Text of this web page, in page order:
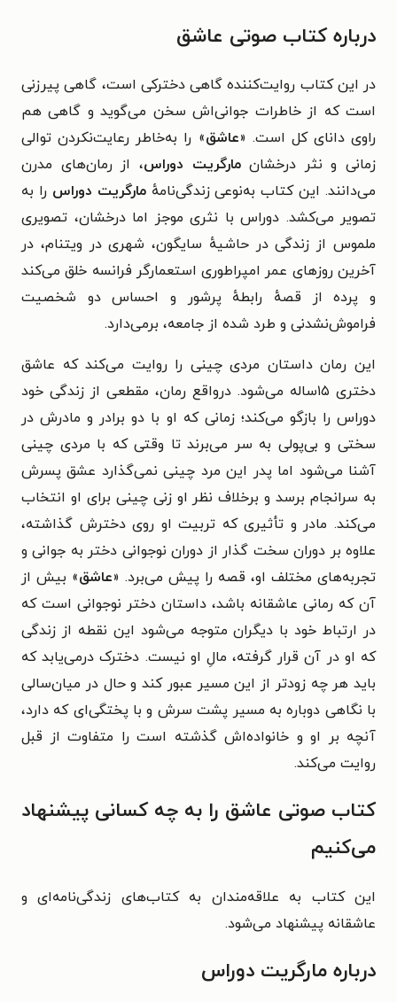
درباره کتاب صوتی عاشق
در این کتاب روایت‌کننده گاهی دخترکی است، گاهی پیرزنی
است که از خاطرات جوانی‌اش سخن می‌گوید و گاهی هم
راوی دانای کل است. «عاشق» را به‌خاطر رعایت‌نکردن توالی
زمانی و نثر درخشانمارگریت دوراس، از رمان‌های مدرن
می‌دانند. این کتاب به‌نوعی زندگی‌نامهٔمارگریت دوراس را به
تصویر می‌کشد. دوراس با نثری موجز اما درخشان، تصویری
ملموس از زندگی در حاشیهٔ سایگون، شهری در ویتنام، در
آخرین روزهای عمر امپراطوری استعمارگر فرانسه خلق می‌کند
و پرده از قصهٔ رابطهٔ پرشور و احساس دو شخصیت
فراموش‌نشدنی و طرد شده از جامعه، برمی‌دارد.
این رمان داستان مردی چینی را روایت می‌کند که عاشق
دختری ۱۵ساله می‌شود. درواقع رمان، مقطعی از زندگی خود
دوراس را بازگو می‌کند؛ زمانی که او با دو برادر و مادرش در
سختی و بی‌پولی به سر می‌برند تا وقتی که با مردی چینی
آشنا می‌شود اما پدر این مرد چینی نمی‌گذارد عشق پسرش
به سرانجام برسد و برخلاف نظر او زنی چینی برای او انتخاب
می‌کند. مادر و تأثیری که تربیت او روی دخترش گذاشته،
علاوه بر دوران سخت گذار از دوران نوجوانی دختر به جوانی و
تجربه‌های مختلف او، قصه را پیش می‌برد. «عاشق» بیش از
آن که رمانی عاشقانه باشد، داستان دختر نوجوانی است که
در ارتباط خود با دیگران متوجه می‌شود این نقطه از زندگی
که او در آن قرار گرفته، مالِ او نیست. دخترک درمی‌یابد که
باید هر چه زودتر از این مسیر عبور کند و حال در میان‌سالی
با نگاهی دوباره به مسیر پشت سرش و با پختگی‌ای که دارد،
آنچه بر او و خانواده‌اش گذشته است را متفاوت از قبل
روایت می‌کند.
کتاب صوتی عاشق را به چه کسانی پیشنهاد
می‌کنیم
این کتاب به علاقه‌مندان به کتاب‌های زندگی‌نامه‌ای و
عاشقانه پیشنهاد می‌شود.
درباره مارگریت دوراس